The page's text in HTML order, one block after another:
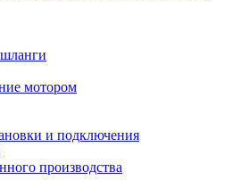
мотором
и подключения
производства